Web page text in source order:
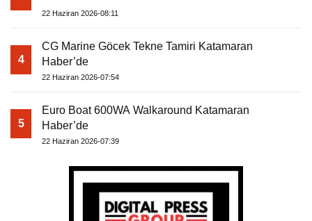
22 Haziran 2026-08:11
4
CG Marine Göcek Tekne Tamiri Katamaran
Haber’de
22 Haziran 2026-07:54
5
Euro Boat 600WA Walkaround Katamaran
Haber’de
22 Haziran 2026-07:39